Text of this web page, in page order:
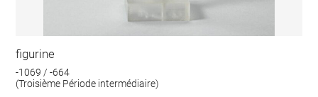
figurine
-1069 / -664
(Troisième Période intermédiaire)